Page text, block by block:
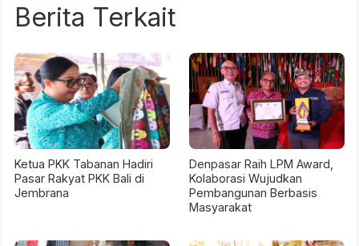
Berita Terkait
Ketua PKK Tabanan Hadiri
Pasar Rakyat PKK Bali di
Jembrana
Denpasar Raih LPM Award,
Kolaborasi Wujudkan
Pembangunan Berbasis
Masyarakat